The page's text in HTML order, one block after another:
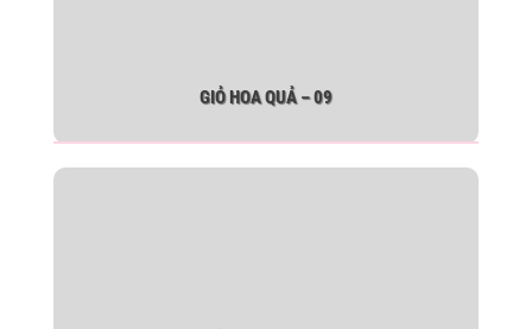
GIỎ HOA QUẢ – 09